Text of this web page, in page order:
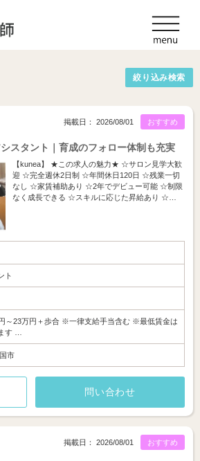
絞り込み検索
おすすめ
掲載日： 2026/08/01
スタント｜育成のフォロー体制も充実
【kunea】 ★この求人の魅力★ ☆サロン見学大歓
迎 ☆完全週休2日制 ☆年間休日120日 ☆残業一切
なし ☆家賃補助あり ☆2年でデビュー可能 ☆制限
なく成長できる ☆スキルに応じた昇給あり ☆…
ト
～23万円＋歩合 ※一律支給手当含む ※最低賃金は
す …
市
問い合わせ
おすすめ
掲載日： 2026/08/01